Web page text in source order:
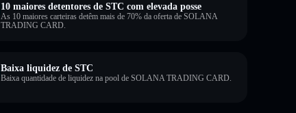
10 maiores detentores de STC com elevada posse
As 10 maiores carteiras detêm mais de 70% da oferta de SOLANA
TRADING CARD.
Baixa liquidez de STC
Baixa quantidade de liquidez na pool de SOLANA TRADING CARD.